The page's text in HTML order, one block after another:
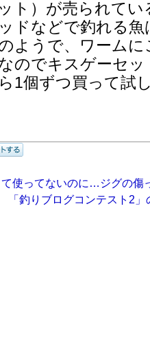
ト）が売られて
ドなどで釣れる
ようで、ワーム
のでキスゲーセ
1個ずつ買って試
使ってないのに…ジグの傷
「釣りブログコンテスト2